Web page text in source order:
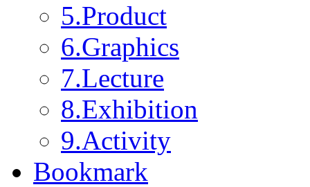
5.Product
6.Graphics
7.Lecture
8.Exhibition
9.Activity
Bookmark